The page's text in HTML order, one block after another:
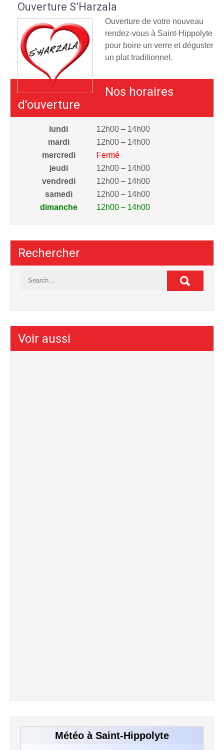
Ouverture S’Harzala
Ouverture de votre nouveau
rendez-vous à Saint-Hippolyte
pour boire un verre et déguster
un plat traditionnel.
Nos horaires
d'ouverture
lundi
12h00 – 14h00
mardi
12h00 – 14h00
mercredi
Fermé
jeudi
12h00 – 14h00
vendredi
12h00 – 14h00
samedi
12h00 – 14h00
dimanche
12h00 – 14h00
Rechercher
Voir aussi
Météo à Saint-Hippolyte